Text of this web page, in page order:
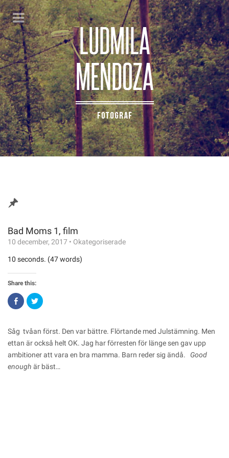
Bad Moms 1, film
10 december, 2017 • Okategoriserade
10 seconds. (47 words)
Share this:
Click
to
share
(Opens
in
new
Click
to
(Opens
in
new
Såg tvåan först. Den var bättre. Flörtande med Julstämning. Men
ettan är också helt OK. Jag har förresten för länge sen gav upp
ambitioner att vara en bra mamma. Barn reder sig ändå. Good
enough är bäst…